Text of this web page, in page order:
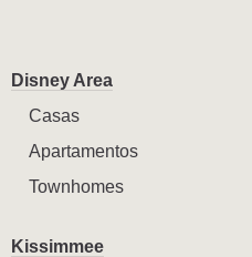
Disney Area
Casas
Apartamentos
Townhomes
Kissimmee